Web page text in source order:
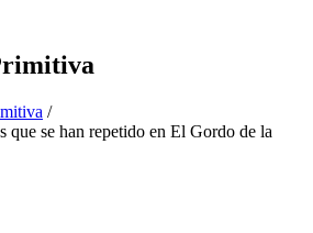
/
que se han repetido en El Gordo de la